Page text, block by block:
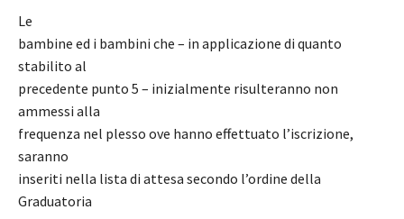
Le
bambine ed i bambini che – in applicazione di quanto
stabilito al
precedente punto 5 – inizialmente risulteranno non
ammessi alla
frequenza nel plesso ove hanno effettuato l’iscrizione,
saranno
inseriti nella lista di attesa secondo l’ordine della
Graduatoria